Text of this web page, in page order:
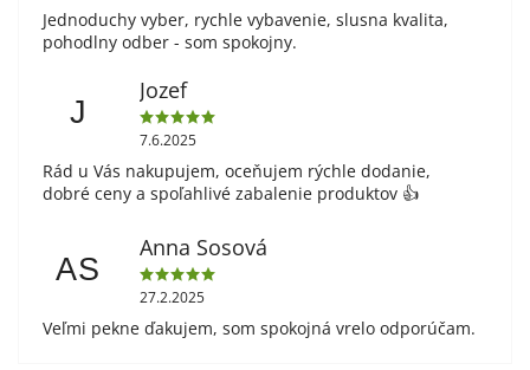
Jednoduchy vyber, rychle vybavenie, slusna kvalita,
pohodlny odber - som spokojny.
J
Jozef
7.6.2025
Rád u Vás nakupujem, oceňujem rýchle dodanie,
dobré ceny a spoľahlivé zabalenie produktov 👍
AS
Anna Sosová
27.2.2025
Veľmi pekne ďakujem, som spokojná vrelo odporúčam.